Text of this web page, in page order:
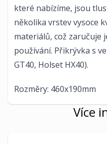
které nabízíme, jsou
několika vrstev vysoce
materiálů, což zaručuje
používání. Přikrývka s
GT40, Holset HX40).
Rozměry: 460x190mm
Více